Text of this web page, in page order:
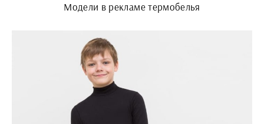
Модели в рекламе термобелья